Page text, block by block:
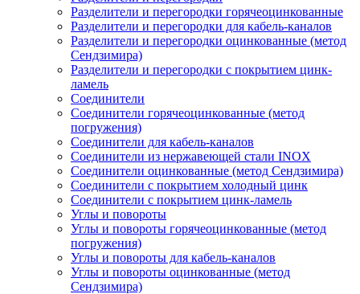
Разделители и перегородки горячеоцинкованные
Разделители и перегородки для кабель-каналов
Разделители и перегородки оцинкованные (метод
Сендзимира)
Разделители и перегородки с покрытием цинк-
ламель
Соединители
Соединители горячеоцинкованные (метод
погружения)
Соединители для кабель-каналов
Соединители из нержавеющей стали INOX
Соединители оцинкованные (метод Сендзимира)
Соединители с покрытием холодный цинк
Соединители с покрытием цинк-ламель
Углы и повороты
Углы и повороты горячеоцинкованные (метод
погружения)
Углы и повороты для кабель-каналов
Углы и повороты оцинкованные (метод
Сендзимира)